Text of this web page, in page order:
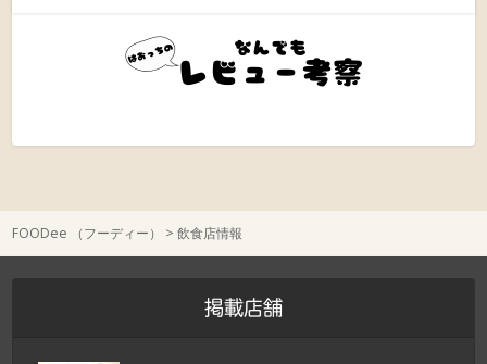
FOODee （フーディー） >飲食店情報
掲載店舗